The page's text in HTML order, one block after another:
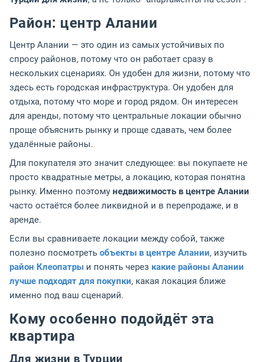
Район: центр Алании
Центр Алании — это один из самых устойчивых по
спросу районов, потому что он работает сразу в
нескольких сценариях. Он удобен для жизни, потому что
здесь есть городская инфраструктура. Он удобен для
отдыха, потому что море и город рядом. Он интересен
для аренды, потому что центральные локации обычно
проще объяснить рынку и проще сдавать, чем более
удалённые районы.
Для покупателя это значит следующее: вы покупаете не
просто квадратные метры, а локацию, которая понятна
рынку. Именно поэтому недвижимость в центре Алании
часто остаётся более ликвидной и в перепродаже, и в
аренде.
Если вы сравниваете локации между собой, также
полезно посмотреть объекты в центре Алании, изучить
район Клеопатры и понять через какие районы Алании
лучше подходят для покупки, какая локация ближе
именно под ваш сценарий.
Кому особенно подойдёт эта
квартира
Для жизни в Турции